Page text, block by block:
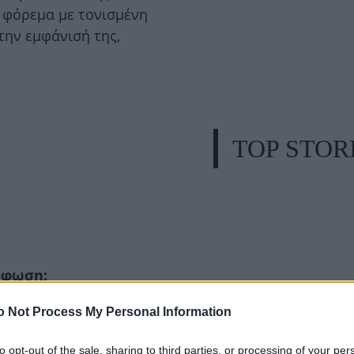
Not Process My Personal Information
opt-out of the sale, sharing to third parties, or processing of your
με τονισμένη
εμφάνισή της,
τον εαυτό μου
μου με chic
TOP